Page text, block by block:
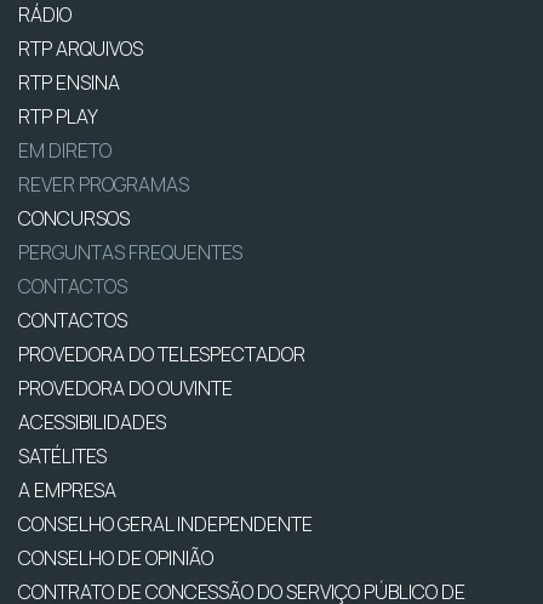
RÁDIO
RTP ARQUIVOS
RTP ENSINA
RTP PLAY
EM DIRETO
REVER PROGRAMAS
CONCURSOS
PERGUNTAS FREQUENTES
CONTACTOS
CONTACTOS
PROVEDORA DO TELESPECTADOR
PROVEDORA DO OUVINTE
ACESSIBILIDADES
SATÉLITES
A EMPRESA
CONSELHO GERAL INDEPENDENTE
CONSELHO DE OPINIÃO
CONTRATO DE CONCESSÃO DO SERVIÇO PÚBLICO DE